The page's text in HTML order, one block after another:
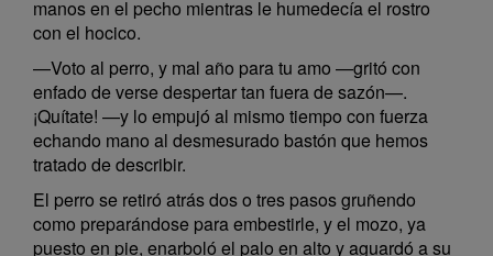
manos en el pecho mientras le humedecía el rostro
con el hocico.
—Voto al perro, y mal año para tu amo —gritó con
enfado de verse despertar tan fuera de sazón—.
¡Quítate! —y lo empujó al mismo tiempo con fuerza
echando mano al desmesurado bastón que hemos
tratado de describir.
El perro se retiró atrás dos o tres pasos gruñendo
como preparándose para embestirle, y el mozo, ya
puesto en pie, enarboló el palo en alto y aguardó a su